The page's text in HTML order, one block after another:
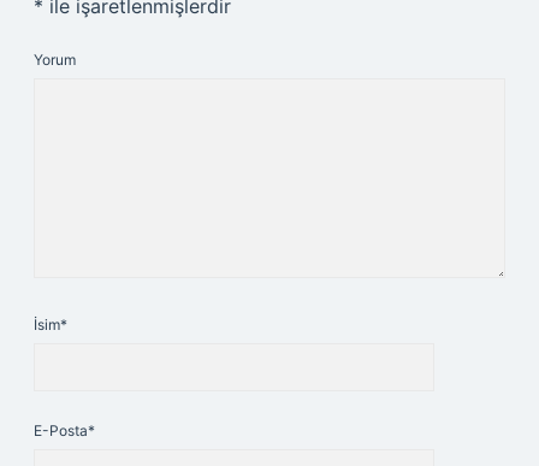
* ile işaretlenmişlerdir
Yorum
İsim*
E-Posta*